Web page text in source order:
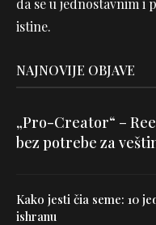
istine.
NAJNOVIJE OBJAVE
„Pro-Creator“ –
bez potrebe za
Kako jesti čia seme: 10
ishranu